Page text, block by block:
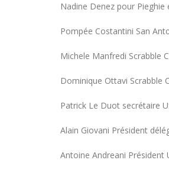
Nadine Denez pour Pieghie
Pompée Costantini San
Michele Manfredi Scrabble
Dominique Ottavi Scrabble
Patrick Le Duot secrétaire
Alain Giovani Président
Antoine Andreani Président